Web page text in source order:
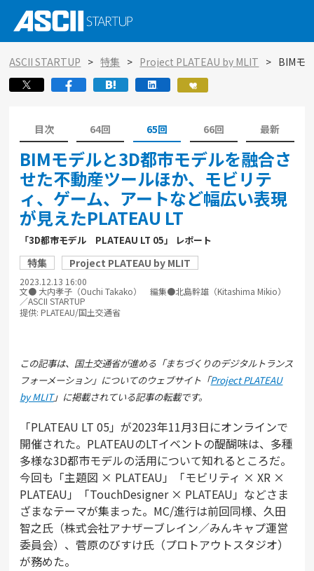
ASCII STARTUP 特集 Project PLATEAU by MLIT BIMモ
目次 64回 65回 66回 最新
BIMモデルと3D都市モデルを融合さ
せた不動産ツールほか、モビリテ
ィ、ゲーム、アートなど幅広い表現
が見えたPLATEAU LT
「3D都市モデル PLATEAU LT 05」 レポート
特集 Project PLATEAU by MLIT
2023.12.13 16:00
文● 大内孝子（Ouchi Takako） 編集●北島幹雄（Kitashima Mikio）
／ASCII STARTUP
提供: PLATEAU/国土交通省
この記事は、国土交通省が進める「まちづくりのデジタルトランス
フォーメーション」についてのウェブサイト「Project PLATEAU
by MLIT」に掲載されている記事の転載です。
「PLATEAU LT 05」が2023年11月3日にオンラインで
開催された。PLATEAUのLTイベントの醍醐味は、多種
多様な3D都市モデルの活用について知れるところだ。
今回も「主題図 × PLATEAU」「モビリティ × XR ×
PLATEAU」「TouchDesigner × PLATEAU」などさま
ざまなテーマが集まった。MC/進行は前回同様、久田
智之氏（株式会社アナザーブレイン／みんキャプ運営
委員会）、菅原のびすけ氏（プロトアウトスタジオ）
が務めた。